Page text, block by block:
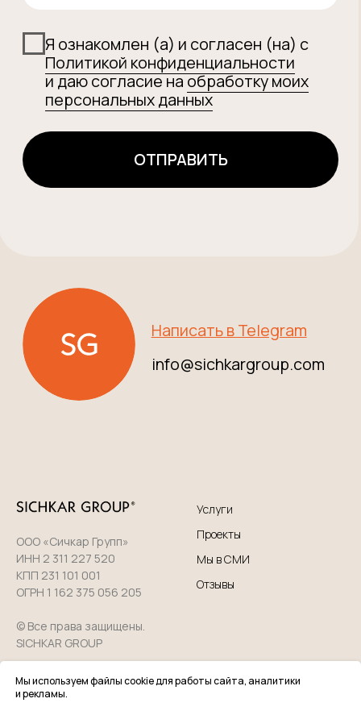
Мы используем файлы cookie для работы сайта, аналитики
и рекламы.
ООО «Сичкар Групп»
ИНН 2 311 227 520
КПП 231 101 001
ОГРН 1 162 375 056 205
© Все права защищены.
SICHKAR GROUP
Услуги
Проекты
Мы в СМИ
Отзывы
О нас
Политика